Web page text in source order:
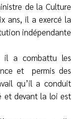
de la Culture
ans, il a exercé la
indépendante
il a combattu les
et permis des
qu’il a conduit
et devant la loi est